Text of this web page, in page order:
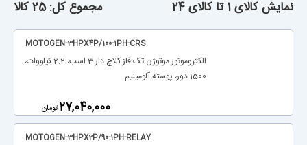
نمایش کالای 1 تا کالای 24 مجموع کل: 25 کالا
MOTOGEN-3HPX4P/100-1PH-CRS
الکتروموتور موتوژن تک فاز کلاچ دار 3 اسب، 2.2 کیلووات،
1500 دور، پوسته آلومینیم
‎27,040,000 تومان
MOTOGEN-3HPX2P/90-1PH-RELAY